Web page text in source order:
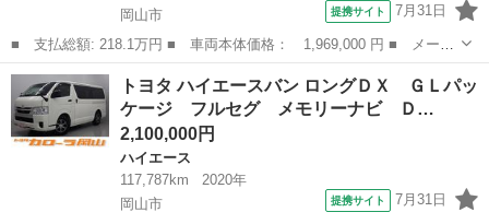
岡山市
提携サイト 7月31日
■ 支払総額: 218.1万円 ■ 車両本体価格： 1,969,000 円 ■ メーカ
ー名： トヨタ ■ 車種名： ハイエースワゴン ■ グレード名：
ＧＬ 禁煙車 トヨタセーフティセンス オートマチックハイビー
ム バック...
岡山 岡山市 ハイエース
トヨタ ハイエースバン ロングＤＸ ＧＬパッ
ケージ フルセグ メモリーナビ Ｄ…
2,100,000円
ハイエース
117,787km
2020年
岡山市
提携サイト 7月31日